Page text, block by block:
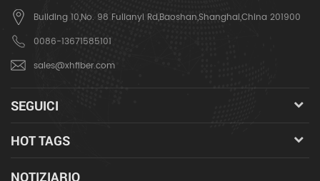
Building 10,No. 98 Fulianyi Rd,Baoshan,Shanghai,China 201900
0086-13671585101
sales@xhfiber.com
SEGUICI
HOT TAGS
NOTIZIARIO